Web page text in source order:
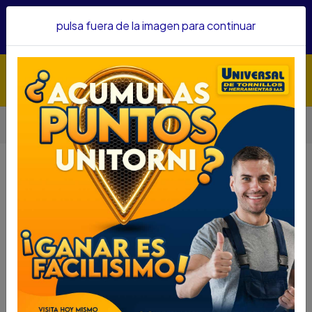
confianza&nbsp;Recibe un KIT PARRILLERO por compras
Herramientas Herramienta Manual
LLAVE MIXTA RANGER 15/16 2007110
LLAVE MIXTA RANGER 15/16
LLAVE MIXTA RANGER 15/16 2007110
SKU...66458150
DESCRIPCIÓN.....
pulsa fuera de la imagen para continuar